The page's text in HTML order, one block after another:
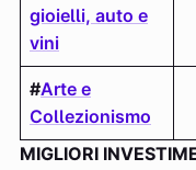
gioielli, auto e
vini
#Arte e
Collezionismo
MIGLIORI